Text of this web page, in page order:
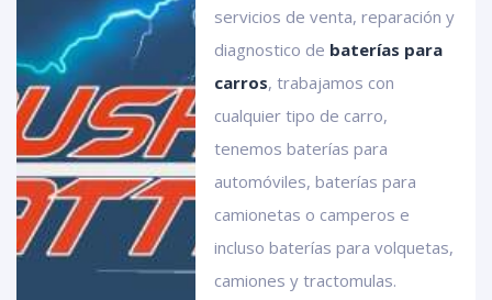
servicios de venta, reparación y
diagnostico de baterías para
carros, trabajamos con
cualquier tipo de carro,
tenemos baterías para
automóviles, baterías para
camionetas o camperos e
incluso baterías para volquetas,
camiones y tractomulas.